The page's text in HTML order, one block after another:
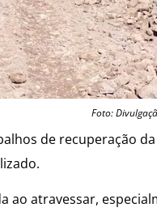
Foto:
de recuperação
ao atravessar,